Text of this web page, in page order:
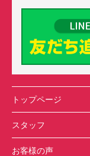
トップページ
スタッフ
お客様の声